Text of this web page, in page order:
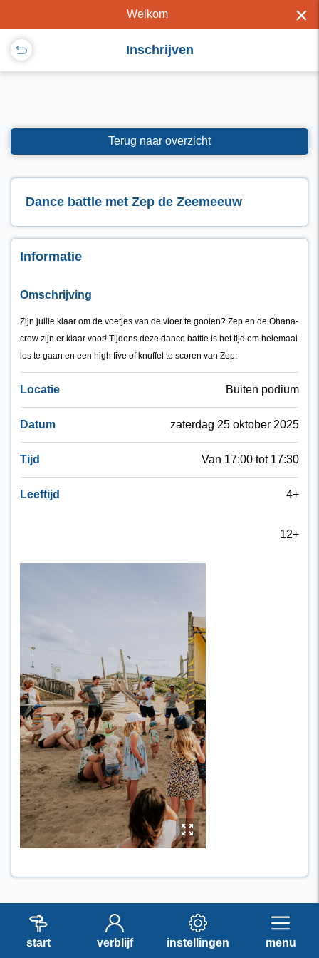
Welkom ×
Inschrijven
Terug naar overzicht
Dance battle met Zep de Zeemeeuw
Informatie
Omschrijving
Zijn jullie klaar om de voetjes van de vloer te gooien? Zep en de Ohana-
crew zijn er klaar voor! Tijdens deze dance battle is het tijd om helemaal
los te gaan en een high five of knuffel te scoren van Zep.
Locatie Buiten podium
Datum zaterdag 25 oktober 2025
Tijd Van 17:00 tot 17:30
Leeftijd 4+
12+
y
start verblijf instellingen menu